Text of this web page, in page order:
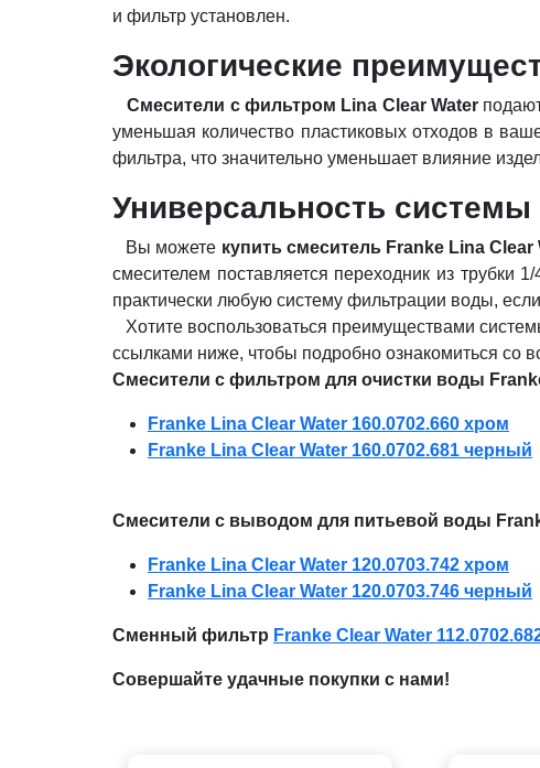
и фильтр установлен.
Экологические
Смесители с фильтром Lina Clear Water
уменьшая количество пластиковых отходов в
фильтра, что значительно уменьшает влияние
Универсальность
Вы можете купить смеситель Franke Lina Clear
смесителем поставляется переходник из трубки
практически любую систему фильтрации воды,
Хотите воспользоваться преимуществами
ссылками ниже, чтобы подробно ознакомиться со
Смесители с фильтром для очистки воды
Franke Lina Clear Water 160.0702.660 хром
Franke Lina Clear Water 160.0702.681 черный
Смесители с выводом для питьевой воды
Franke Lina Clear Water 120.0703.742 хром
Franke Lina Clear Water 120.0703.746 черный
Сменный фильтр Franke Clear Water
Совершайте удачные покупки с нами!